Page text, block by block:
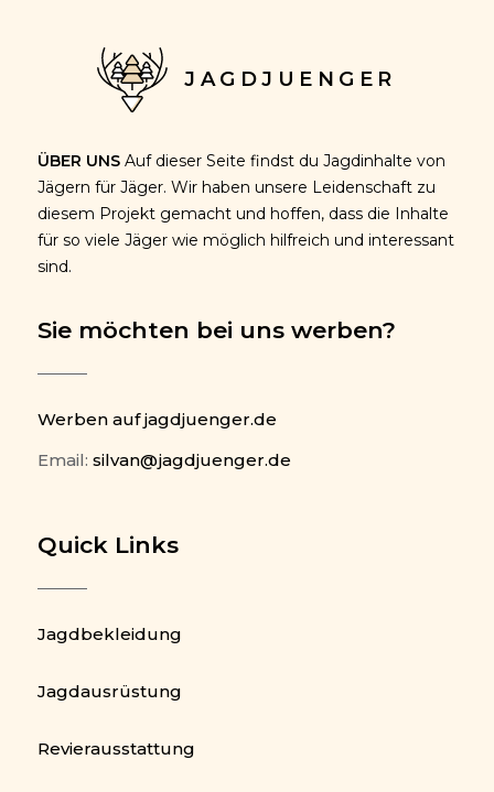
JAGDJUENGER
ÜBER UNS Auf dieser Seite findst du Jagdinhalte von
Jägern für Jäger. Wir haben unsere Leidenschaft zu
diesem Projekt gemacht und hoffen, dass die Inhalte
für so viele Jäger wie möglich hilfreich und interessant
sind.
Sie möchten bei uns werben?
Werben auf jagdjuenger.de
Email: silvan@jagdjuenger.de
Quick Links
Jagdbekleidung
Jagdausrüstung
Revierausstattung